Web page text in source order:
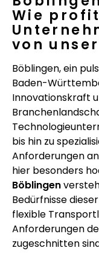
Wie
von
Böblingen, ein
Baden-
Innovationskraft
bis hin zu
Anforderungen
hier besonders
Böblingen
Bedürfnisse
flexible
Anforderungen
zugeschnitten